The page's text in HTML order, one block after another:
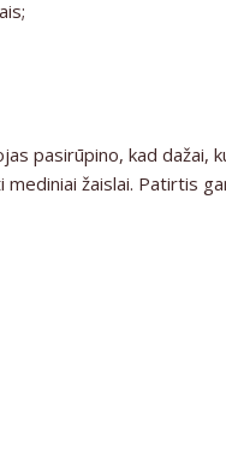
pasirūpino, kad dažai,
žaislai. Patirtis